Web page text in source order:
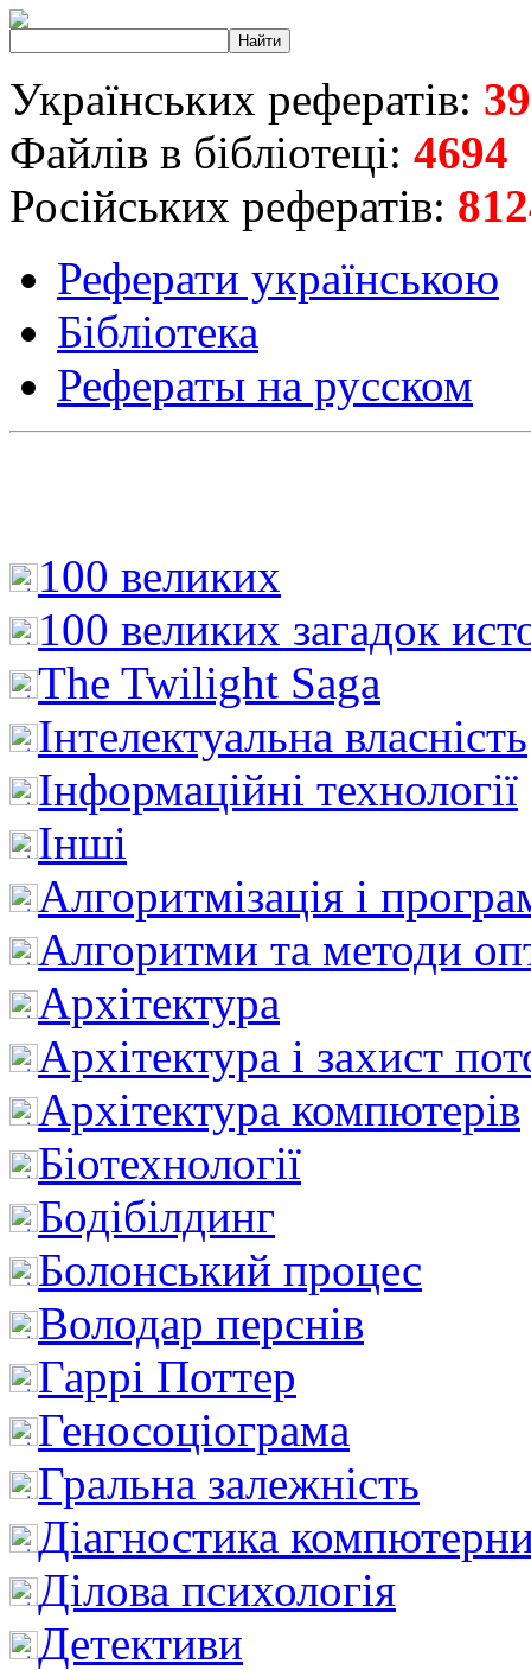
Українських рефератів:
Файлів в бібліотеці: 4694
Російських рефератів:
Реферати українською
Бібліотека
Рефераты на русском
100 великих
100 великих загадок
The Twilight Saga
Інтелектуальна влaсність
Інформаційні технології
Інші
Алгоритмізація і
Алгоритми та методи
Архітектура
Архітектура і захист
Архітектура компютерів
Біотехнології
Бодібілдинг
Болонський процес
Володар перснів
Гаррі Поттер
Геносоціограма
Гральна залежність
Діагностика
Ділова психологія
Детективи